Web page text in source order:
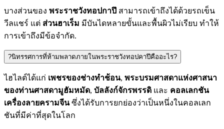
บางส่วนของ พระราชวังทอปกาปึ สามารถเข้าถึงได้ด้วยรถเข็น
วีลแชร์ แต่ ส่วนฮาเร็ม มีบันไดหลายขั้นและพื้นผิวไม่เรียบ ทำให้
การเข้าถึงมีข้อจำกัด.
?นิทรรศการที่ห้ามพลาดภายในพระราชวังทอปคาปึคืออะไร?
ไฮไลต์ได้แก่ เพชรของช่างทำช้อน, พระบรมศาสดาแห่งศาสนา
ของท่านศาสดามูฮัมหมัด, บัลลังก์จักรพรรดิ และ คอลเลกชัน
เครื่องลายครามจีนซึ่งได้รับการยกย่องว่าเป็นหนึ่งในคอลเลก
ชันที่มีค่าที่สุดในโลก